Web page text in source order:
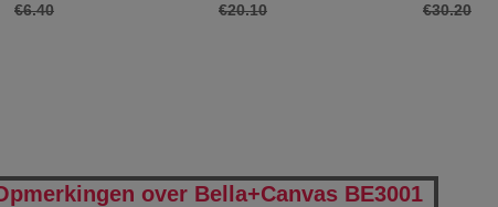
€6.40 €20.10 €30.20
over Bella+Canvas BE3001